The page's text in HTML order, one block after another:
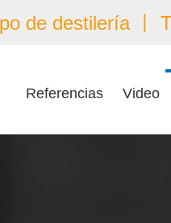
de destilería 丨
Referencias Video